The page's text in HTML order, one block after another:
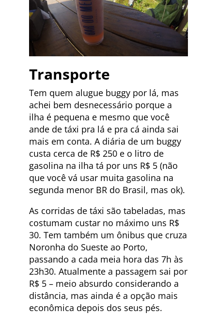
Transporte
Tem quem alugue buggy por lá, mas
achei bem desnecessário porque a
ilha é pequena e mesmo que você
ande de táxi pra lá e pra cá ainda sai
mais em conta. A diária de um buggy
custa cerca de R$ 250 e o litro de
gasolina na ilha tá por uns R$ 5 (não
que você vá usar muita gasolina na
segunda menor BR do Brasil, mas ok).
As corridas de táxi são tabeladas, mas
costumam custar no máximo uns R$
30. Tem também um ônibus que cruza
Noronha do Sueste ao Porto,
passando a cada meia hora das 7h às
23h30. Atualmente a passagem sai por
R$ 5 – meio absurdo considerando a
distância, mas ainda é a opção mais
econômica depois dos seus pés.